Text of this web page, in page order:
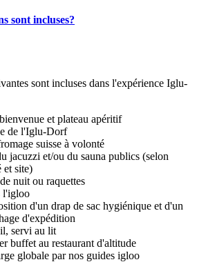
sont incluses?
sont incluses dans l'expérience Iglu-
et plateau apéritif
de l'Iglu-Dorf
suisse à volonté
jacuzzi et/ou du sauna publics (selon
et site)
nuit ou raquettes
l'igloo
d'un drap de sac hygiénique et d'un
d'expédition
servi au lit
buffet au restaurant d'altitude
globale par nos guides igloo